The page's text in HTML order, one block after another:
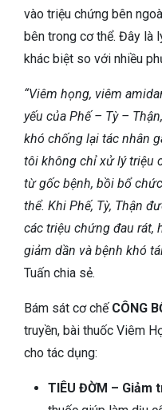
vào triệu chứng bên
bên trong cơ thể. Đây là
khác biệt so với nhiều
“Viêm họng, viêm
yếu của Phế – Tỳ –
khó chống lại tác nhân
tôi không chỉ xử lý triệu
từ gốc bệnh, bồi bổ
thể. Khi Phế, Tỳ, Thận
các triệu chứng đau rát,
giảm dần và bệnh khó
Tuấn chia sẻ.
Bám sát cơ chế CÔNG
truyền, bài thuốc Viêm
cho tác dụng:
TIÊU ĐỜM – Giảm